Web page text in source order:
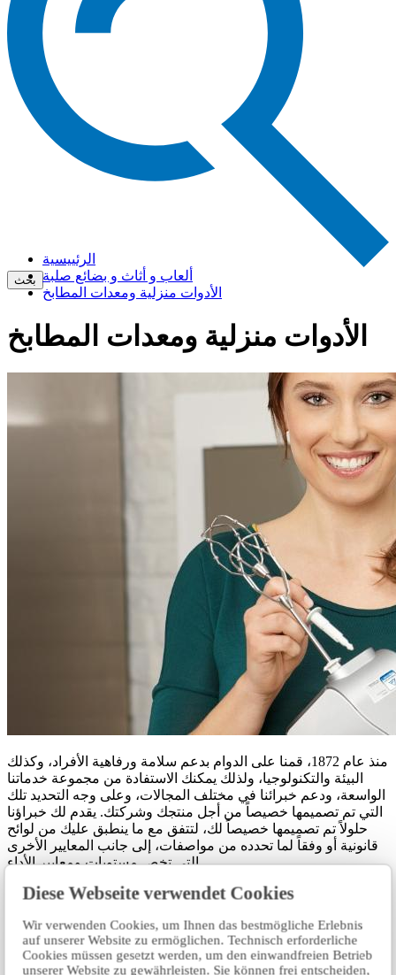
Diese Webseite verwendet Cookies
Wir verwenden Cookies, um Ihnen das bestmögliche Erlebnis
auf unserer Website zu ermöglichen. Technisch erforderliche
Cookies müssen gesetzt werden, um den einwandfreien Betrieb
unserer Website zu gewährleisten. Sie können frei entscheiden,
بحث
الرئييسية
ألعاب و أثاث و بضائع صلبة
الأدوات منزلية ومعدات المطابخ
الأدوات منزلية ومعدات المطابخ
منذ عام 1872، قمنا على الدوام بدعم سلامة ورفاهية الأفراد، وكذلك
البيئة والتكنولوجيا، ولذلك يمكنك الاستفادة من مجموعة خدماتنا
الواسعة، ودعم خبرائنا في مختلف المجالات، وعلى وجه التحديد تلك
التي تم تصميمها خصيصاً من أجل منتجك وشركتك. يقدم لك خبراؤنا
حلولاً تم تصميمها خصيصاً لك، لتتفق مع ما ينطبق عليك من لوائح
قانونية أو وفقاً لما تحدده من مواصفات، إلى جانب المعايير الأخرى
التي تخص مستويات ومعايير الأداء.
ملفنا الشخصي
اكتب لنا الطلب.